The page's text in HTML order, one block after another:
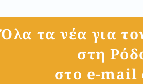
Όλα τα νέα για
στη
στο e-mail